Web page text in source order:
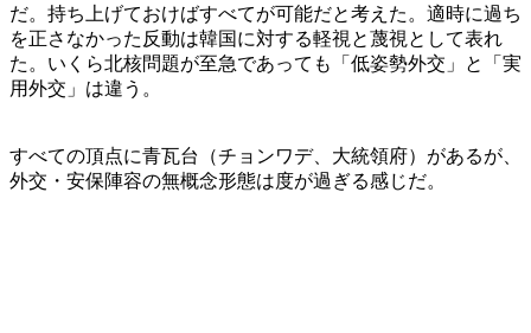
だ。持ち上げておけばすべてが可能だと考えた。適時に過ち
を正さなかった反動は韓国に対する軽視と蔑視として表れ
た。いくら北核問題が至急であっても「低姿勢外交」と「実
用外交」は違う。
すべての頂点に青瓦台（チョンワデ、大統領府）があるが、
外交・安保陣容の無概念形態は度が過ぎる感じだ。